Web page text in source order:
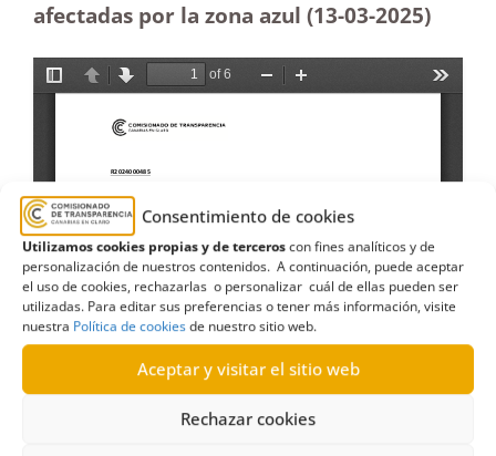
Consentimiento de cookies
Utilizamos cookies propias y de terceroscon fines analíticos y de
personalización de nuestros contenidos. A continuación, puede aceptar
el uso de cookies, rechazarlas o personalizar cuál de ellas pueden ser
utilizadas. Para editar sus preferencias o tener más información, visite
nuestra Política de cookiesde nuestro sitio web.
Aceptar y visitar el sitio web
Rechazar cookies
afectadas por la zona azul (13-03-2025)